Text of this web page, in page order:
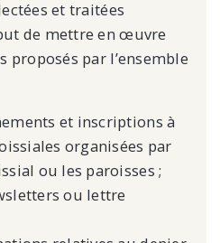
et traitées
de mettre en œuvre
proposés par l’ensemble
et inscriptions à
organisées par
ou les paroisses ;
ou lettre